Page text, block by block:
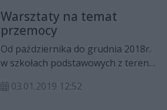
jubileusz 102 urodzin. Pani
Marianna urodziła się w Rudzie
Małej, po wyjściu za mąż
zamieszkała w Kowali, gdzie
mieszka do chwili obecnej.
Warsztaty na temat
przemocy
Od października do grudnia 2018r.
w szkołach podstawowych z terenu
uczniów dotyczące przemocy
03.01.2019 12:52